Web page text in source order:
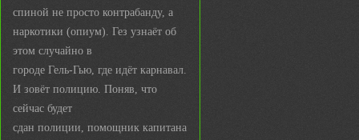
спиной не просто контрабанду, а
наркотики (опиум). Гез узнаёт об
этом случайно в
городе Гель-Гью, где идёт карнавал.
И зовёт полицию. Поняв, что
сейчас будет
сдан полиции, помощник капитана